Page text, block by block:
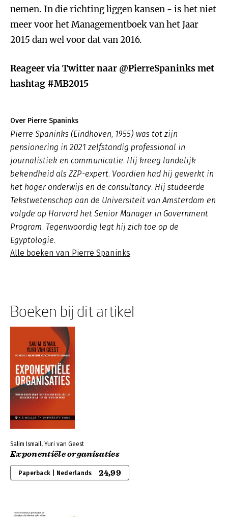
nemen. In die richting liggen kansen - is het niet
meer voor het Managementboek van het Jaar
2015 dan wel voor dat van 2016.
Reageer via Twitter naar @PierreSpaninks met
hashtag #MB2015
Over Pierre Spaninks
Pierre Spaninks (Eindhoven, 1955) was tot zijn
pensionering in 2021 zelfstandig professional in
journalistiek en communicatie. Hij kreeg landelijk
bekendheid als ZZP-expert. Voordien had hij gewerkt in
het hoger onderwijs en de consultancy. Hij studeerde
Tekstwetenschap aan de Universiteit van Amsterdam en
volgde op Harvard het Senior Manager in Government
Program. Tegenwoordig legt hij zich toe op de
Egyptologie.
Alle boeken van Pierre Spaninks
Boeken bij dit artikel
Salim Ismail, Yuri van Geest
Exponentiële organisaties
Paperback | Nederlands 24,99